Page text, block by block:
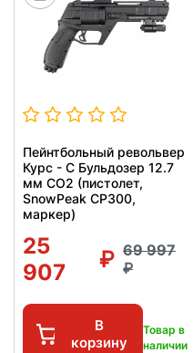
Пейнтбольный револьвер
Курс - С Бульдозер 12.7
мм CO2 (пистолет,
SnowPeak CP300,
маркер)
25
907
69 997
В
корзину
Товар в
наличии